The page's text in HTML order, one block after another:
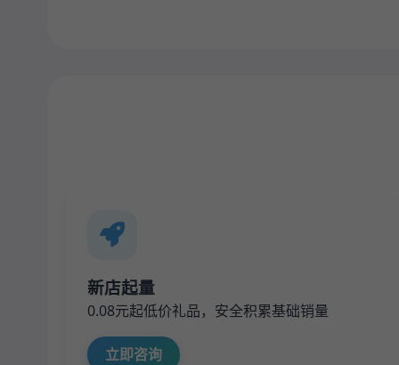
新店起量
0.08元起低价礼品，安全积累基础销量
立即咨询